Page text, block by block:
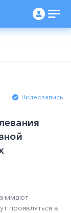
Видеозапись
проявляться в